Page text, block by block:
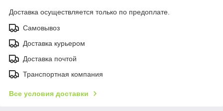
Доставка осуществляется только по предоплате.
Самовывоз
Доставка курьером
Доставка почтой
Транспортная компания
Все условия доставки